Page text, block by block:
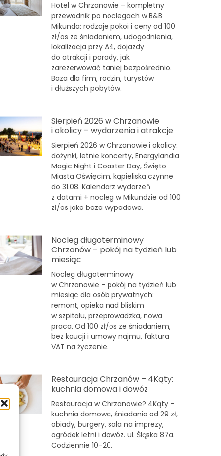
Hotel w Chrzanowie – kompletny
przewodnik po noclegach w B&B
Mikunda: rodzaje pokoi i ceny od 100
zł/os ze śniadaniem, udogodnienia,
lokalizacja przy A4, dojazdy
do atrakcji i porady, jak
zarezerwować taniej bezpośrednio.
Baza dla firm, rodzin, turystów
i dłuższych pobytów.
Sierpień 2026 w Chrzanowie
i okolicy – wydarzenia i atrakcje
Sierpień 2026 w Chrzanowie i okolicy:
dożynki, letnie koncerty, Energylandia
Magic Night i Coaster Day, Święto
Miasta Oświęcim, kąpieliska czynne
do 31.08. Kalendarz wydarzeń
z datami + nocleg w Mikundzie od 100
zł/os jako baza wypadowa.
Nocleg długoterminowy
Chrzanów – pokój na tydzień lub
miesiąc
Nocleg długoterminowy
w Chrzanowie – pokój na tydzień lub
miesiąc dla osób prywatnych:
remont, opieka nad bliskim
w szpitalu, przeprowadzka, nowa
praca. Od 100 zł/os ze śniadaniem,
bez kaucji i umowy najmu, faktura
VAT na życzenie.
Restauracja Chrzanów – 4Kąty:
kuchnia domowa i dowóz
Restauracja w Chrzanowie? 4Kąty –
kuchnia domowa, śniadania od 29 zł,
obiady, burgery, sala na imprezy,
ogródek letni i dowóz. ul. Śląska 87a.
Codziennie 10–20.